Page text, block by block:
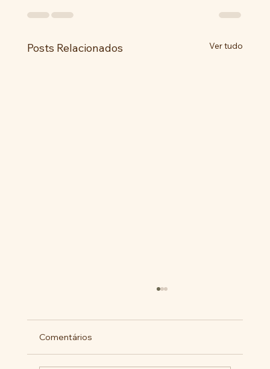
Posts Relacionados Ver tudo
Comentários